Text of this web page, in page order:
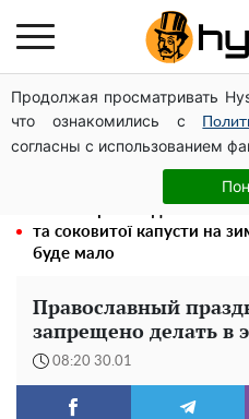
Продолжая просматривать
что ознакомились с
согласны с использованием
Гола Олена Тополя у
щелепи: злив відео –
Повністю гола Анна
таких розмірів ви ще не
та соковитої капусти на
буде мало
Православный
запрещено делать в
08:20 30.01